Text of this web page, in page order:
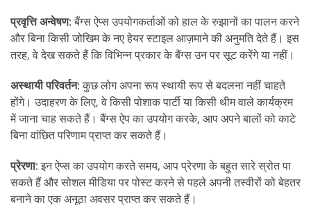
प्रवृत्ति अन्वेषण: बैंग्स ऐप्स उपयोगकर्ताओं को हाल के रुझानों का पालन करने
और बिना किसी जोखिम के नए हेयर स्टाइल आज़माने की अनुमति देते हैं। इस
तरह, वे देख सकते हैं कि विभिन्न प्रकार के बैंग्स उन पर सूट करेंगे या नहीं।
अस्थायी परिवर्तन: कुछ लोग अपना रूप स्थायी रूप से बदलना नहीं चाहते
होंगे। उदाहरण के लिए, वे किसी पोशाक पार्टी या किसी थीम वाले कार्यक्रम
में जाना चाह सकते हैं। बैंग्स ऐप का उपयोग करके, आप अपने बालों को काटे
बिना वांछित परिणाम प्राप्त कर सकते हैं।
प्रेरणा: इन ऐप्स का उपयोग करते समय, आप प्रेरणा के बहुत सारे स्रोत पा
सकते हैं और सोशल मीडिया पर पोस्ट करने से पहले अपनी तस्वीरों को बेहतर
बनाने का एक अनूठा अवसर प्राप्त कर सकते हैं।